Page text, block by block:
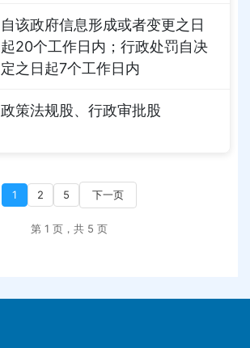
自该政府信息形成或者变更之日
起20个工作日内；行政处罚自决
定之日起7个工作日内
政策法规股、行政审批股
1 2 5 下一页
第 1 页，共 5 页